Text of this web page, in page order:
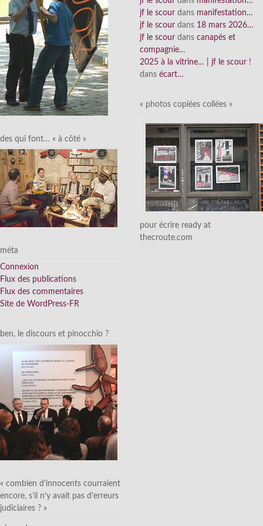
des qui font… « à côté »
méta
Connexion
Flux des publications
Flux des commentaires
Site de WordPress-FR
ben, le discours et pinocchio ?
« combien d’innocents courraient
encore, s’il n’y avait pas d’erreurs
judiciaires ? »
jf le scour dans manifestation…
jf le scour dans 18 mars 2026…
jf le scour dans canapés et
compagnie…
2025 à la vitrine… | jf le scour !
dans écart…
« photos copiées collées »
pour écrire ready at
thecroute.com